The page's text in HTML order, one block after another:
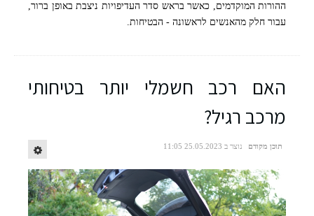
ההורות המוקדמים, כאשר בראש סדר העדיפויות ניצבת באופן ברור,
עבור חלק מהאנשים לראשונה - הבטיחות.
האם רכב חשמלי יותר בטיחותי
מרכב רגיל?
תוכן מקודם נוצר ב 25.05.2023 11:05